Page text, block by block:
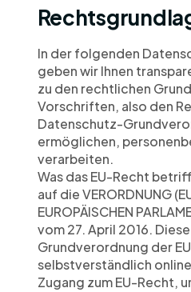
In der folgenden
geben wir Ihnen
zu den rechtlichen
Vorschriften, also den
Datenschutz-
ermöglichen,
verarbeiten.
Was das EU-Recht
auf die VERORDNUNG
EUROPÄISCHEN
vom 27. April 2016.
Grundverordnung der
selbstverständlich
Zugang zum EU-Recht,